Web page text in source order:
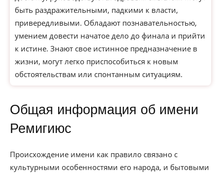
быть раздражительными, падкими к власти,
привередливыми. Обладают познавательностью,
умением довести начатое дело до финала и прийти
к истине. Знают свое истинное предназначение в
жизни, могут легко приспособиться к новым
обстоятельствам или спонтанным ситуациям.
Общая информация об имени
Ремигиюс
Происхождение имени как правило связано с
культурными особенностями его народа, и бытовыми